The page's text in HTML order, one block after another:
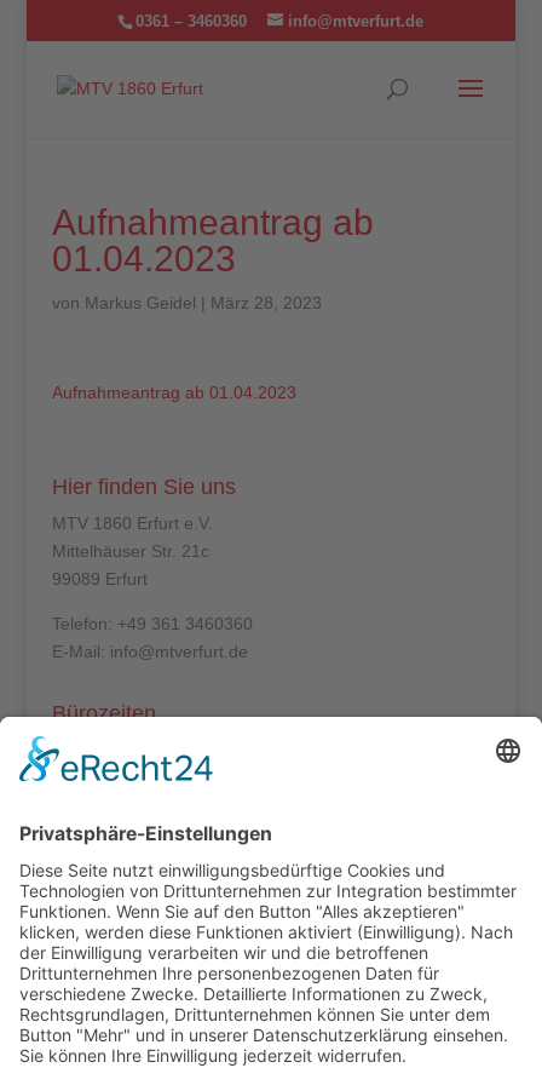
0361 – 3460360 info@mtverfurt.de
Aufnahmeantrag ab
01.04.2023
von Markus Geidel | März 28, 2023
Aufnahmeantrag ab 01.04.2023
Hier finden Sie uns
MTV 1860 Erfurt e.V.
Mittelhäuser Str. 21c
99089 Erfurt
Telefon: +49 361 3460360
E-Mail: info@mtverfurt.de
Bürozeiten
Mo – Do: 8:00 – 14:00 Uhr
Termine außerhalb unserer Geschäftszeiten nur
nach Absprache.
Folgt uns auf facebook